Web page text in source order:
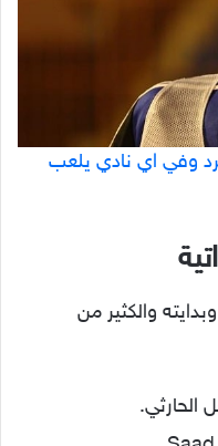
وفي اي نادي يلعب
والكثير من
الحارثي.